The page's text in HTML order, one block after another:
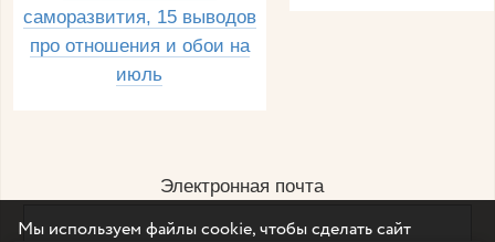
саморазвития, 15 выводов
про отношения и обои на
июль
Электронная почта
Мы используем файлы cookie, чтобы сделать сайт